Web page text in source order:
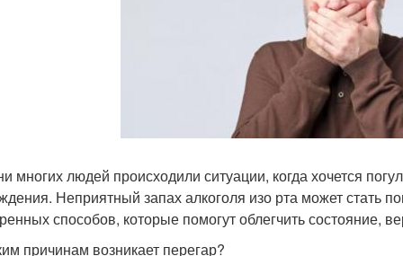
многих людей происходили ситуации, когда хочется
Неприятный запах алкоголя изо рта может стать
способов, которые помогут облегчить состояние,
причинам возникает перегар?